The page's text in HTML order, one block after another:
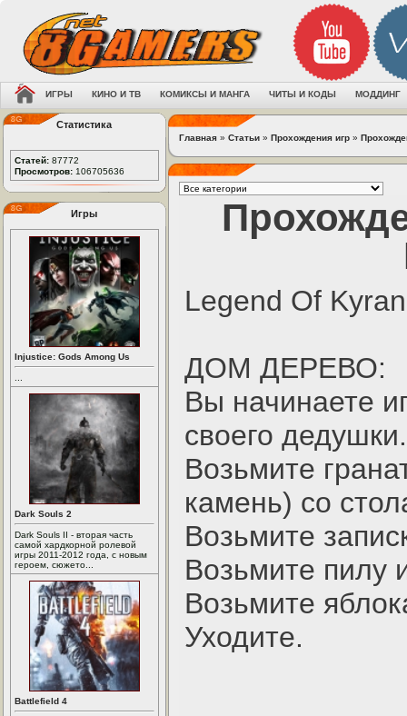
ИГРЫ КИНО И ТВ КОМИКСЫ И МАНГА ЧИТЫ И КОДЫ МОДДИНГ
Статистика
Статей: 87772
Просмотров: 106705636
Игры
Injustice: Gods Among Us
Dark Souls 2
Dark Souls II - вторая часть
самой хардкорной ролевой
игры 2011-2012 года, с новым
героем, сюжето...
Battlefield 4
Главная » Статьи » Прохождения игр »
Legend Of
ДОМ ДЕРЕВО:
Вы начинаете
своего дедушки.
Возьмите
камень) со
Возьмите
Возьмите пилу
Возьмите
Уходите.